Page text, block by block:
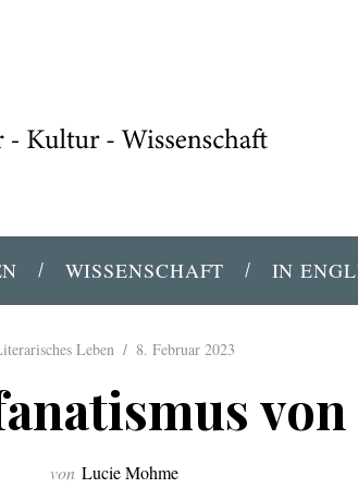
WISSENSCHAFT IN
Leben 8. Februar 2023
von Lucie Mohme